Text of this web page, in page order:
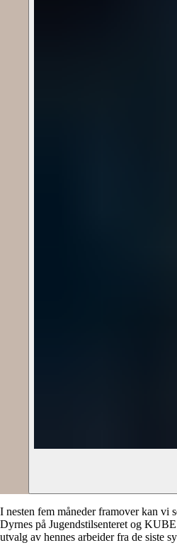
I nesten fem måneder framover kan vi
Dyrnes på Jugendstilsenteret og
utvalg av hennes arbeider fra de siste